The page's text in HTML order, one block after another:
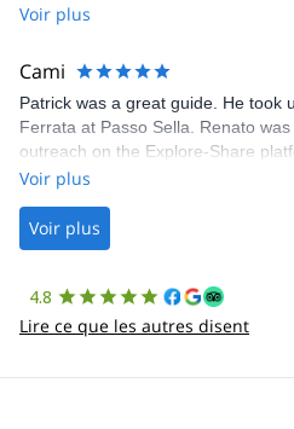
Share was excellent in arranging
making our adventure stress-free.
Voir plus
Cami
Patrick was a great guide. He took
Ferrata at Passo Sella. Renato
outreach on the Explore-Share
was straightforward, and once
the platform.
Voir plus
Voir plus
4.8
Lire ce que les autres disent